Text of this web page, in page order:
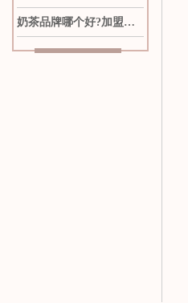
奶茶品牌哪个好?加盟茶颜